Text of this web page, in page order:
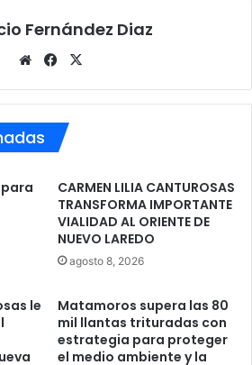
Fernández Diaz
Sitio
Facebook
CARMEN LILIA CANTUROSAS
TRANSFORMA IMPORTANTE
VIALIDAD AL ORIENTE DE
NUEVO LAREDO
agosto 8, 2026
le
Matamoros supera las 80
mil llantas trituradas con
estrategia para proteger
el medio ambiente y la